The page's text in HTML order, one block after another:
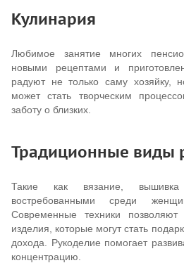
Кулинария
Любимое занятие многих
новыми рецептами и
радуют не только саму хозяйку,
может стать творческим
заботу о близких.
Традиционные виды
Такие как вязание,
востребованными среди
Современные техники позволяют
изделия, которые могут стать
дохода. Рукоделие помогает
концентрацию.